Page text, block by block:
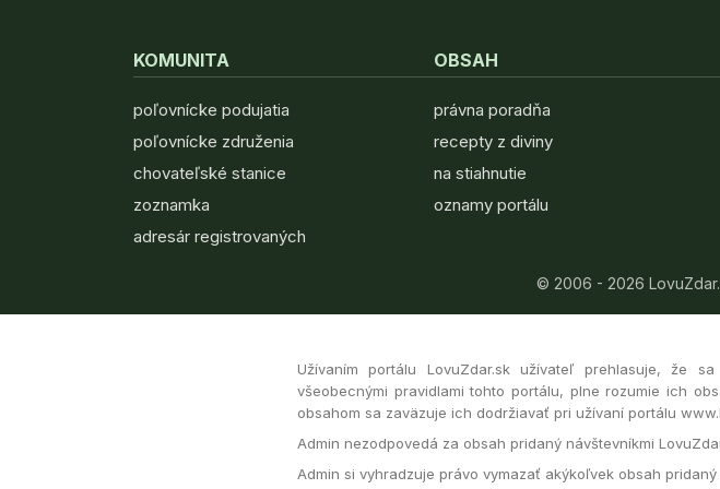
KOMUNITA
poľovnícke podujatia
poľovnícke združenia
chovateľské stanice
zoznamka
adresár registrovaných
OBSAH
právna poradňa
recepty z diviny
na stiahnutie
oznamy portálu
© 2006 - 2026
Užívaním portálu LovuZdar.sk užívateľ prehlasuje, že
všeobecnými pravidlami tohto portálu, plne rozumie ich
obsahom sa zaväzuje ich dodržiavať pri užívaní portálu
Admin nezodpovedá za obsah pridaný návštevníkmi
Admin si vyhradzuje právo vymazať akýkoľvek obsah